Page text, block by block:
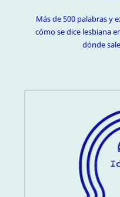
Más de 500 palabras y
cómo se dice lesbiana
dónde